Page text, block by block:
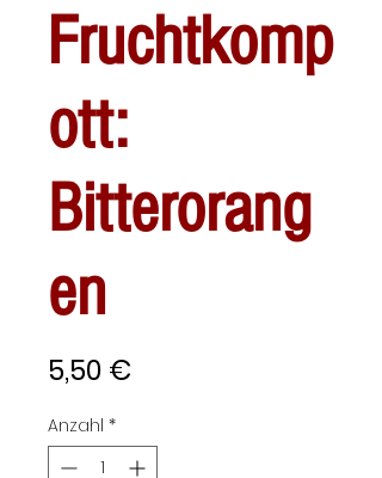
Fruchtkomp
ott:
Bitterorang
en
5,50 €
Anzahl *